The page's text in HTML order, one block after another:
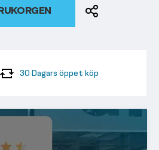
30 Dagars öppet köp